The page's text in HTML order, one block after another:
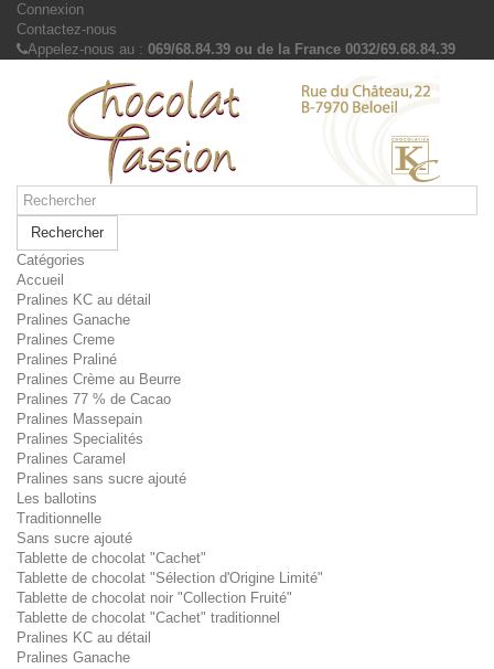
Connexion
Contactez-nous
Appelez-nous au : 069/68.84.39 ou de la France 0032/69.68.84.39
Rechercher
Catégories
Accueil
Pralines KC au détail
Pralines Ganache
Pralines Creme
Pralines Praliné
Pralines Crème au Beurre
Pralines 77 % de Cacao
Pralines Massepain
Pralines Specialités
Pralines Caramel
Pralines sans sucre ajouté
Les ballotins
Traditionnelle
Sans sucre ajouté
Tablette de chocolat "Cachet"
Tablette de chocolat "Sélection d'Origine Limité"
Tablette de chocolat noir "Collection Fruité"
Tablette de chocolat "Cachet" traditionnel
Pralines KC au détail
Pralines Ganache